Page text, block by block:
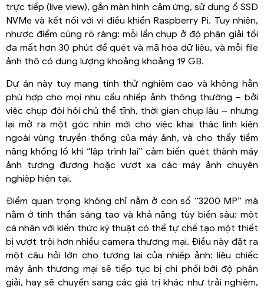
trực tiếp (live view), gắn màn hình cảm ứng, sử dụng ổ SSD
NVMe và kết nối với vi điều khiển Raspberry Pi. Tuy nhiên,
nhược điểm cũng rõ ràng: mỗi lần chụp ở độ phân giải tối
đa mất hơn 30 phút để quét và mã hóa dữ liệu, và mỗi file
ảnh thô có dung lượng khoảng khoảng 19 GB.
Dự án này tuy mang tính thử nghiệm cao và không hẳn
phù hợp cho mọi nhu cầu nhiếp ảnh thông thường – bởi
việc chụp đòi hỏi chủ thể tĩnh, thời gian chụp lâu – nhưng
lại mở ra một góc nhìn mới cho việc khai thác linh kiện
ngoài vùng truyền thống của máy ảnh, và cho thấy tiềm
năng khổng lồ khi “lập trình lại” cảm biến quét thành máy
ảnh tương đương hoặc vượt xa các máy ảnh chuyên
nghiệp hiện tại.
Điểm quan trọng không chỉ nằm ở con số “3200 MP” mà
nằm ở tinh thần sáng tạo và khả năng tùy biến sâu: một
cá nhân với kiến thức kỹ thuật có thể tự chế tạo một thiết
bị vượt trội hơn nhiều camera thương mại. Điều này đặt ra
một câu hỏi lớn cho tương lai của nhiếp ảnh: liệu chiếc
máy ảnh thương mại sẽ tiếp tục bị chi phối bởi độ phân
giải, hay sẽ chuyển sang các giá trị khác như trải nghiệm,